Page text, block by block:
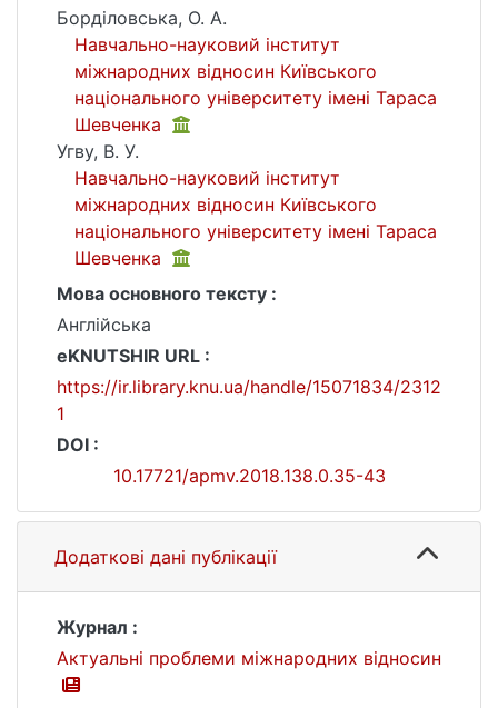
Борділовська, О. А.
Навчально-науковий інститут
міжнародних відносин Київського
національного університету імені Тараса
Шевченка
Угву, В. У.
Навчально-науковий інститут
міжнародних відносин Київського
національного університету імені Тараса
Шевченка
Мова основного тексту :
Англійська
eKNUTSHIR URL :
https://ir.library.knu.ua/handle/15071834/2312
1
DOI :
10.17721/apmv.2018.138.0.35-43
Додаткові дані публікації
Журнал :
Актуальні проблеми міжнародних відносин